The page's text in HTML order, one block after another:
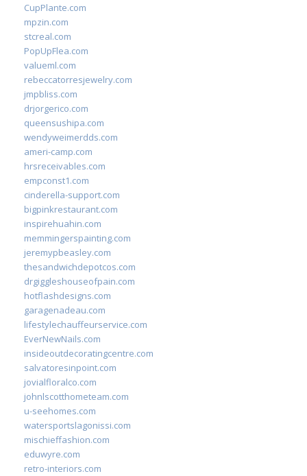
CupPlante.com
mpzin.com
stcreal.com
PopUpFlea.com
valueml.com
rebeccatorresjewelry.com
jmpbliss.com
drjorgerico.com
queensushipa.com
wendyweimerdds.com
ameri-camp.com
hrsreceivables.com
empconst1.com
cinderella-support.com
bigpinkrestaurant.com
inspirehuahin.com
memmingerspainting.com
jeremypbeasley.com
thesandwichdepotcos.com
drgiggleshouseofpain.com
hotflashdesigns.com
garagenadeau.com
lifestylechauffeurservice.com
EverNewNails.com
insideoutdecoratingcentre.com
salvatoresinpoint.com
jovialfloralco.com
johnlscotthometeam.com
u-seehomes.com
watersportslagonissi.com
mischieffashion.com
eduwyre.com
retro-interiors.com